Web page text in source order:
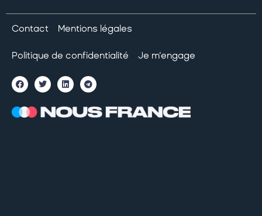
Contact Mentions légales
Politique de confidentialité Je m’engage